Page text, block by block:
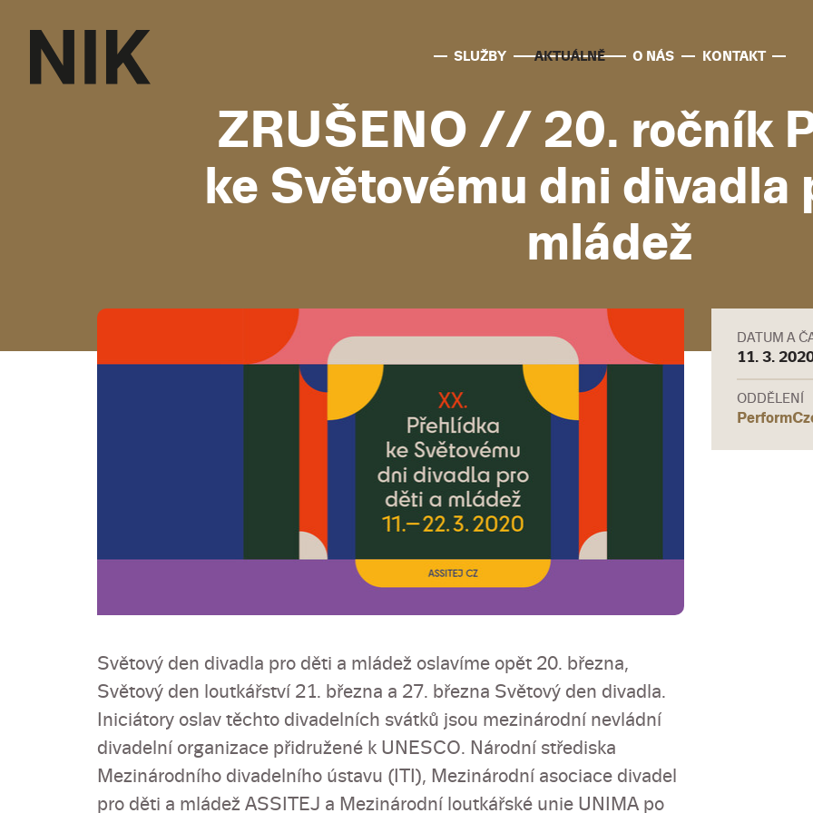
SLUŽBY AKTUÁLNĚ O NÁS KONTAKT
ZRUŠENO // 20. ročník
ke Světovému dni divadla
mládež
Světový den divadla pro děti a mládež oslavíme opět 20. března,
Světový den loutkářství 21. března a 27. března Světový den divadla.
Iniciátory oslav těchto divadelních svátků jsou mezinárodní nevládní
divadelní organizace přidružené k UNESCO. Národní střediska
Mezinárodního divadelního ústavu (ITI), Mezinárodní asociace divadel
pro děti a mládež ASSITEJ a Mezinárodní loutkářské unie UNIMA po
DATUM A
11. 3.
ODDĚLENÍ